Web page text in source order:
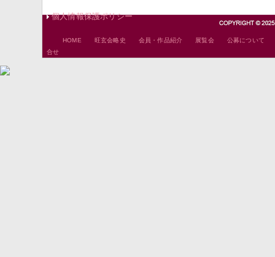
個人情報保護ポリシー
HOME｜ 旺玄会略史 会員・作品紹介 展覧会｜ 公募について
合せ